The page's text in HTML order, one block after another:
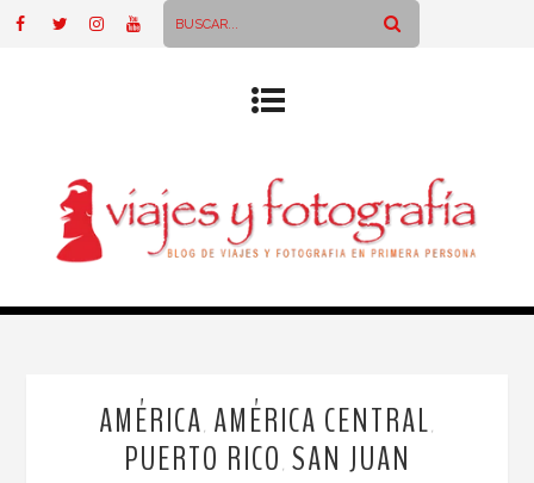
AMÉRICA AMÉRICA CENTRAL
PUERTO RICO SAN JUAN